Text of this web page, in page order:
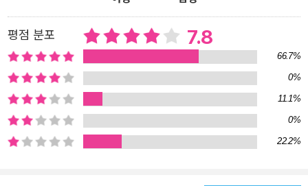
평점 분포 7.8
66.7%
0%
11.1%
0%
22.2%